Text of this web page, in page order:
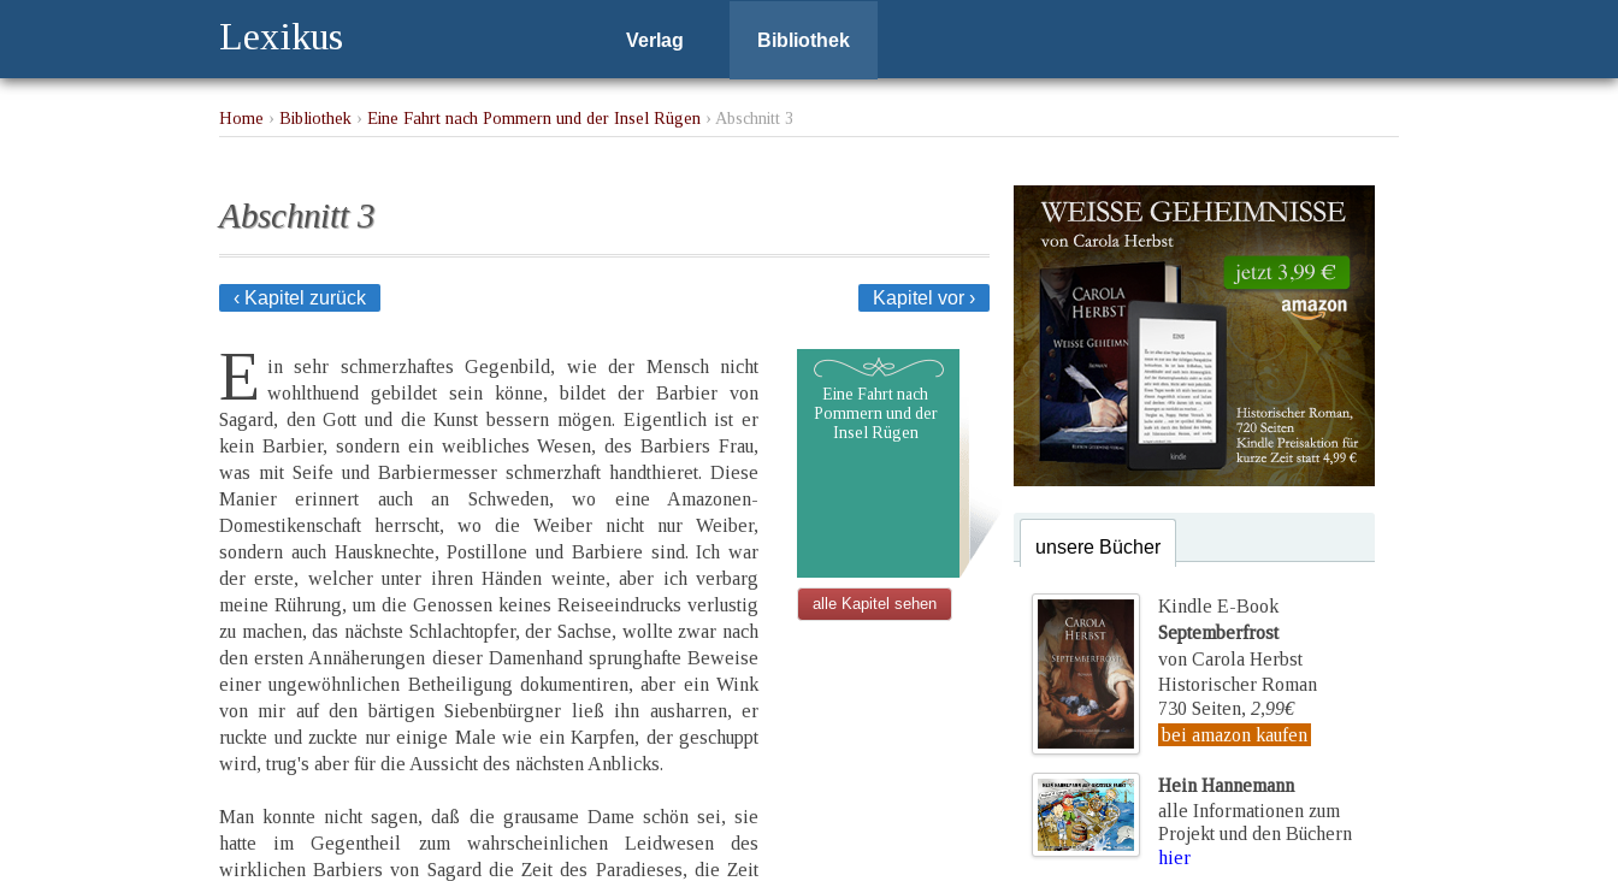
Lexikus Verlag Bibliothek
Home › Bibliothek › Eine Fahrt nach Pommern und der Insel Rügen › Abschnitt 3
Abschnitt 3
‹ Kapitel zurück Kapitel vor ›
E in sehr schmerzhaftes Gegenbild, wie der Mensch nicht
wohlthuend gebildet sein könne, bildet der Barbier von
Sagard, den Gott und die Kunst bessern mögen. Eigentlich ist er
kein Barbier, sondern ein weibliches Wesen, des Barbiers Frau,
was mit Seife und Barbiermesser schmerzhaft handthieret. Diese
Manier erinnert auch an Schweden, wo eine Amazonen-
Domestikenschaft herrscht, wo die Weiber nicht nur Weiber,
sondern auch Hausknechte, Postillone und Barbiere sind. Ich war
der erste, welcher unter ihren Händen weinte, aber ich verbarg
meine Rührung, um die Genossen keines Reiseeindrucks verlustig
zu machen, das nächste Schlachtopfer, der Sachse, wollte zwar nach
den ersten Annäherungen dieser Damenhand sprunghafte Beweise
einer ungewöhnlichen Betheiligung dokumentiren, aber ein Wink
von mir auf den bärtigen Siebenbürgner ließ ihn ausharren, er
ruckte und zuckte nur einige Male wie ein Karpfen, der geschuppt
wird, trug's aber für die Aussicht des nächsten Anblicks.
Man konnte nicht sagen, daß die grausame Dame schön sei, sie
hatte im Gegentheil zum wahrscheinlichen Leidwesen des
wirklichen Barbiers von Sagard die Zeit des Paradieses, die Zeit
Eine Fahrt nach
Pommern und der
Insel Rügen
alle Kapitel sehen
unsere Bücher
Kindle E-Book
Septemberfrost
von Carola Herbst
Historischer Roman
730 Seiten, 2,99€
bei amazon kaufen
Hein Hannemann
alle Informationen zum
Projekt und den Büchern
hier